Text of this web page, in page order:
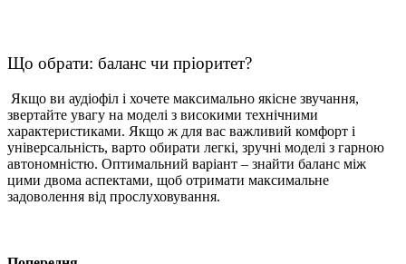
Що обрати: баланс чи пріоритет?
Якщо ви аудіофіл і хочете максимально якісне звучання,
звертайте увагу на моделі з високими технічними
характеристиками. Якщо ж для вас важливий комфорт і
універсальність, варто обирати легкі, зручні моделі з гарною
автономністю. Оптимальний варіант – знайти баланс між
цими двома аспектами, щоб отримати максимальне
задоволення від прослуховування.